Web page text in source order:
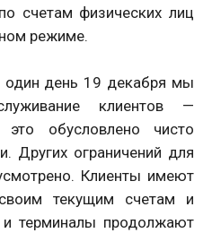
счетам физических лиц
режиме.
один день 19 декабря мы
клиентов —
обусловлено чисто
Других ограничений для
Клиенты имеют
текущим счетам и
терминалы продолжают